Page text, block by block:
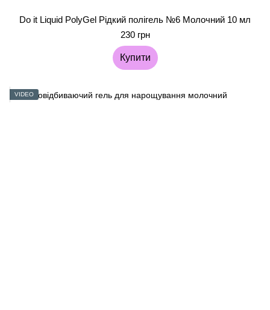
Do it Liquid PolyGel Рідкий полігель №6 Молочний 10 мл
230 грн
Купити
VIDEO